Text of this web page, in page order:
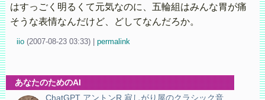
はすっごく明るくて元気なのに、五輪組はみんな胃が痛
そうな表情なんだけど、どしてなんだろか。
iio (2007-08-23 03:33) permalink
あなたのためのAI
ChatGPT アントンR 寂しがり屋のクラシック音